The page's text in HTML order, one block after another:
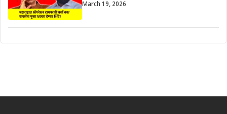
March 19, 2026